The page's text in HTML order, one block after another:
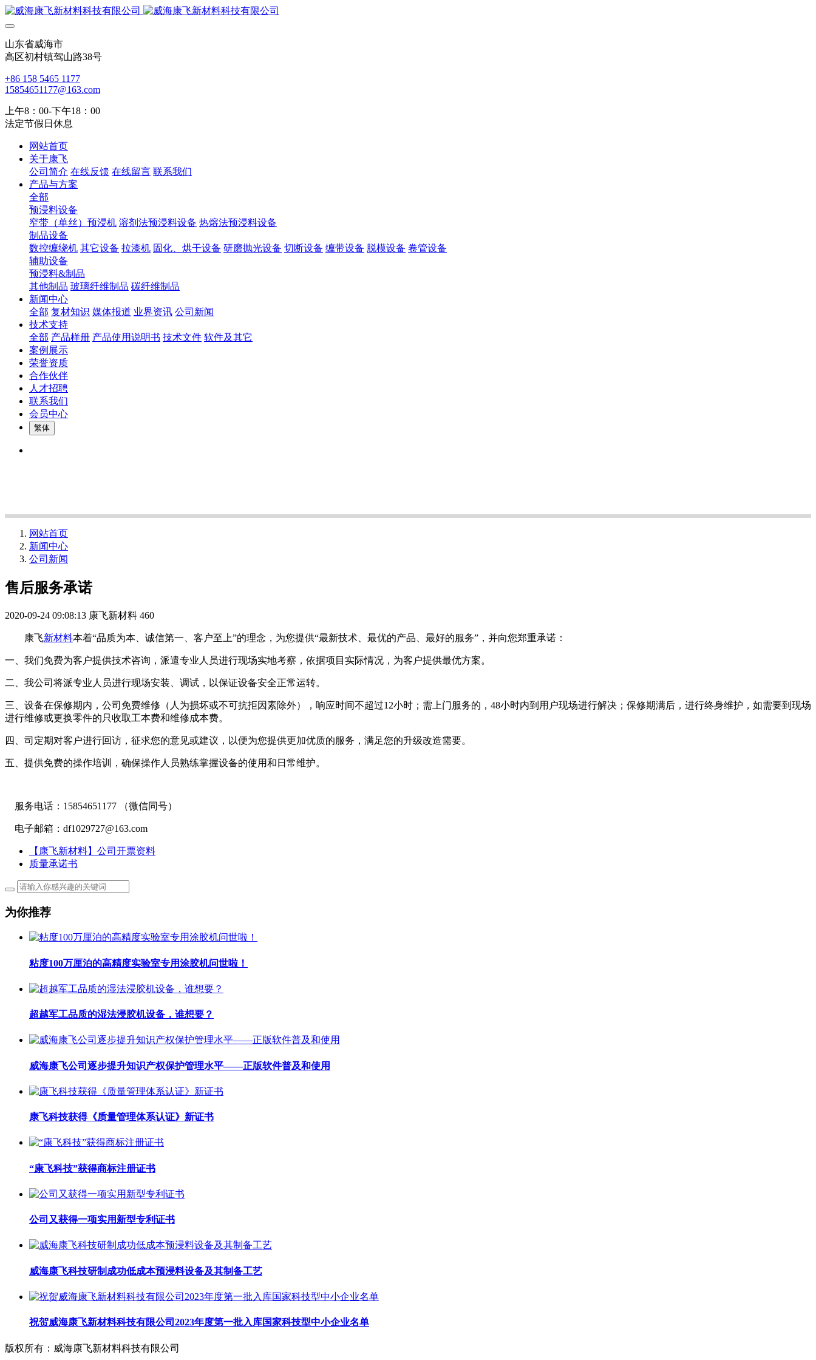
山东省威海市
高区初村镇驾山路38号
+86 158 5465 1177
15854651177@163.com
上午8：00-下午18：00
法定节假日休息
网站首页
关于康飞
公司简介 在线反馈 在线留言 联系我们
产品与方案
全部
预浸料设备
窄带（单丝）预浸机 溶剂法预浸料设备 热熔法预浸料设备
制品设备
数控缠绕机 其它设备 拉漆机 固化、烘干设备 研磨抛光设备 切断设备 缠带设备 脱模设备 卷管设备
辅助设备
预浸料&制品
其他制品 玻璃纤维制品 碳纤维制品
新闻中心
全部 复材知识 媒体报道 业界资讯 公司新闻
技术支持
全部 产品样册 产品使用说明书 技术文件 软件及其它
案例展示
荣誉资质
合作伙伴
人才招聘
联系我们
会员中心
繁体
网站首页
新闻中心
公司新闻
售后服务承诺
2020-09-24 09:08:13 康飞新材料 460
康飞新材料本着“品质为本、诚信第一、客户至上”的理念，为您提供“最新技术、最优的产品、最好的服务”，并向您郑重承诺：
一、我们免费为客户提供技术咨询，派遣专业人员进行现场实地考察，依据项目实际情况，为客户提供最优方案。
二、我公司将派专业人员进行现场安装、调试，以保证设备安全正常运转。
三、设备在保修期内，公司免费维修（人为损坏或不可抗拒因素除外），响应时间不超过12小时；需上门服务的，48小时内到用户现场进行解决；保修期满后，进行终身维护，如需要到现场
进行维修或更换零件的只收取工本费和维修成本费。
四、司定期对客户进行回访，征求您的意见或建议，以便为您提供更加优质的服务，满足您的升级改造需要。
五、提供免费的操作培训，确保操作人员熟练掌握设备的使用和日常维护。
服务电话：15854651177 （微信同号）
电子邮箱：df1029727@163.com
【康飞新材料】公司开票资料
质量承诺书
为你推荐
粘度100万厘泊的高精度实验室专用涂胶机问世啦！
超越军工品质的湿法浸胶机设备，谁想要？
威海康飞公司逐步提升知识产权保护管理水平——正版软件普及和使用
康飞科技获得《质量管理体系认证》新证书
“康飞科技”获得商标注册证书
公司又获得一项实用新型专利证书
威海康飞科技研制成功低成本预浸料设备及其制备工艺
祝贺威海康飞新材料科技有限公司2023年度第一批入库国家科技型中小企业名单
版权所有：威海康飞新材料科技有限公司